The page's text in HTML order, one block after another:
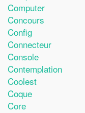
Computer
Concours
Config
Connecteur
Console
Contemplation
Coolest
Coque
Core